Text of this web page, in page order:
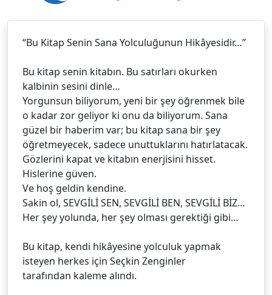
“Bu Kitap Senin Sana Yolculuğunun Hikâyesidir…”
Bu kitap senin kitabın. Bu satırları okurken
kalbinin sesini dinle…
Yorgunsun biliyorum, yeni bir şey öğrenmek bile
o kadar zor geliyor ki onu da biliyorum. Sana
güzel bir haberim var; bu kitap sana bir şey
öğretmeyecek, sadece unuttuklarını hatırlatacak.
Gözlerini kapat ve kitabın enerjisini hisset.
Hislerine güven.
Ve hoş geldin kendine.
Sakin ol, SEVGİLİ SEN, SEVGİLİ BEN, SEVGİLİ BİZ…
Her şey yolunda, her şey olması gerektiği gibi…
Bu kitap, kendi hikâyesine yolculuk yapmak
isteyen herkes için Seçkin Zenginler
tarafından kaleme alındı.